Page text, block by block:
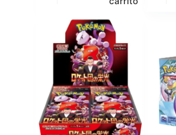
original
era:
4,95 €.
actual
es:
3,95 €.
tiene
pueden
la
página
de